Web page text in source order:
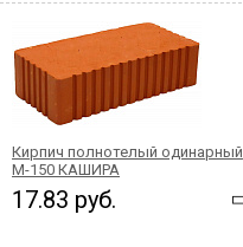
Кирпич полнотелый одинарный
М-150 КАШИРА
17.83 руб.